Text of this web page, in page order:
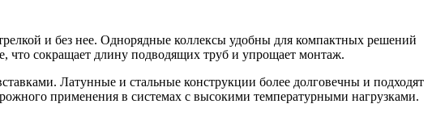
и без нее. Однорядные коллексы удобны для компактных решений
что сокращает длину подводящих труб и упрощает монтаж.
Латунные и стальные конструкции более долговечны и подходят
применения в системах с высокими температурными нагрузками.